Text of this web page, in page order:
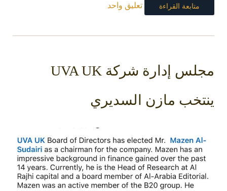
متابعة القراءة تعليق واحد
مجلس إدارة شركة UVA UK
مازن السديري